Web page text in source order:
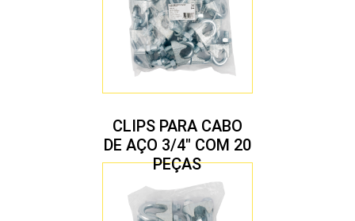
CLIPS PARA CABO
DE AÇO 3/4″ COM 20
PEÇAS